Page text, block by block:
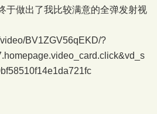
于做出了我比较满意的全弹发射视
BV1ZGV56qEKD/?